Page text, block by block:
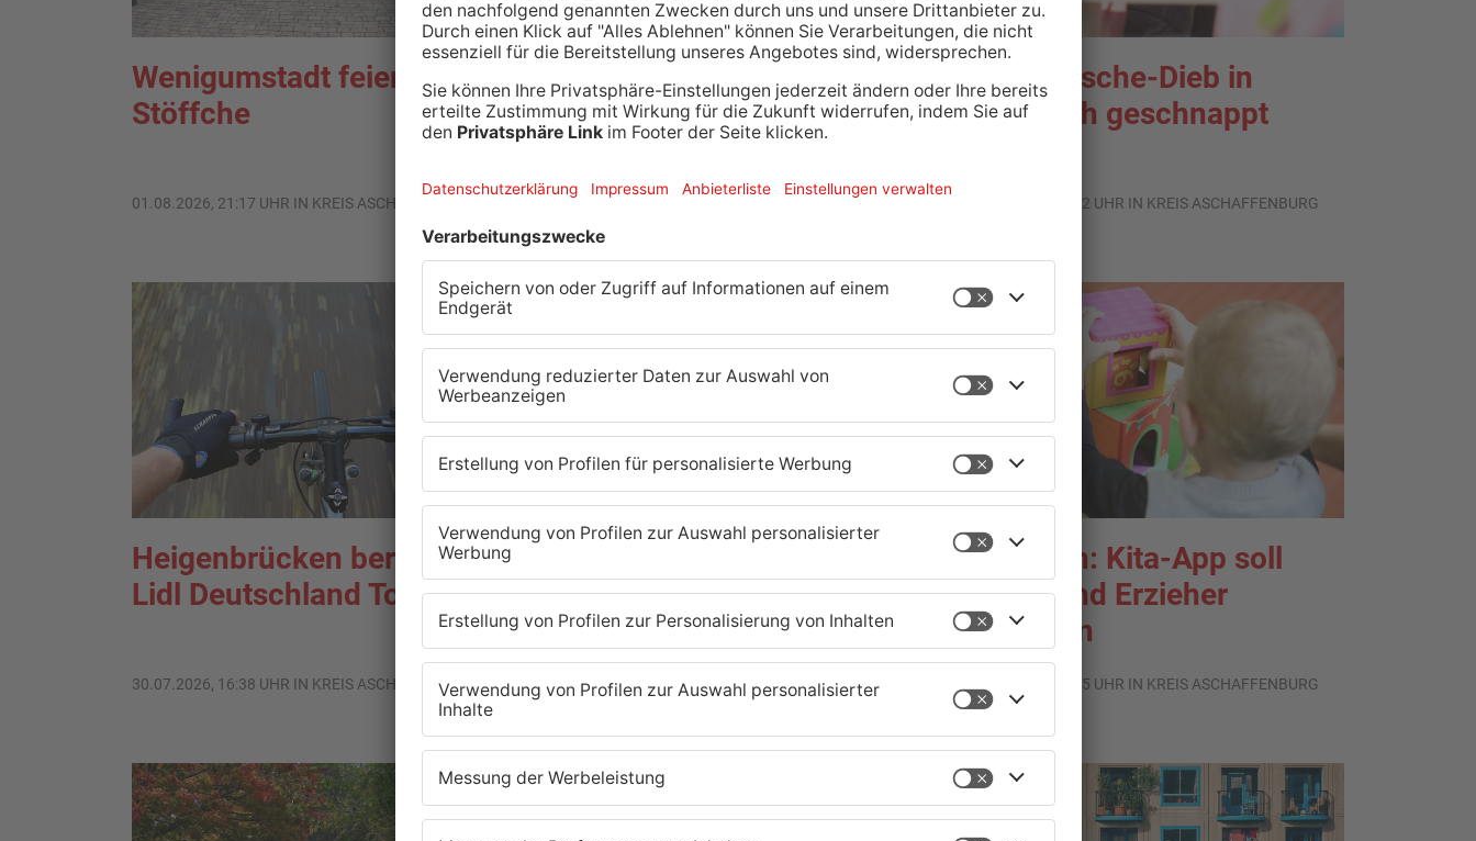
Wenigumstadt feiert das
Stöffche
01.08.2026, 21:17 UHR IN KREIS ASCHAFFENBURG
Wegen Trockenheit: Neue
Regeln auf A'burger
Friedhöfen
31.07.2026, 11:46 UHR IN KREIS ASCHAFFENBURG
Unterwäsche-Dieb in
Goldbach geschnappt
31.07.2026, 11:42 UHR IN KREIS ASCHAFFENBURG
Heigenbrücken berät über
Lidl Deutschland Tour
30.07.2026, 16:38 UHR IN KREIS ASCHAFFENBURG
Motorradfahrer auf der AB
16 schwerst verletzt
30.07.2026, 15:33 UHR IN KREIS ASCHAFFENBURG
Hösbach: Kita-App soll
Eltern und Erzieher
entlasten
30.07.2026, 07:45 UHR IN KREIS ASCHAFFENBURG